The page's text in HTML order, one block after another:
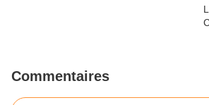
Commentaires